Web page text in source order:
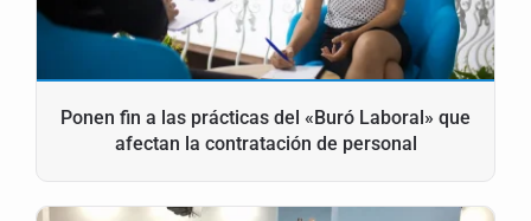
Ponen fin a las prácticas del «Buró Laboral» que
afectan la contratación de personal